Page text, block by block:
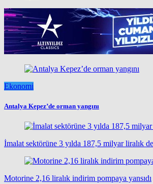
Ekonomi
Antalya Kepez’de orman yangını
İmalat sektörüne 3 yılda 187,5 milyar liralık
Motorine 2,16 liralık indirim pompaya yansıdı